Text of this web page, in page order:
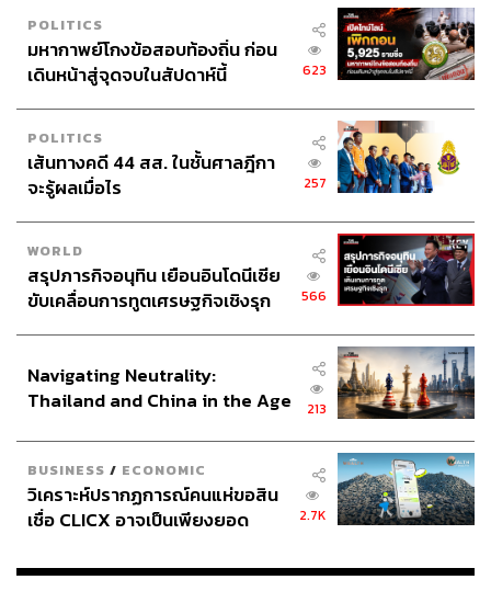
POLITICS
มหากาพย์โกงข้อสอบท้องถิ่น ก่อน
เดินหน้าสู่จุดจบในสัปดาห์นี้
623
POLITICS
เส้นทางคดี 44 สส. ในชั้นศาลฎีกา
จะรู้ผลเมื่อไร
257
WORLD
สรุปภารกิจอนุทิน เยือนอินโดนีเซีย
ขับเคลื่อนการทูตเศรษฐกิจเชิงรุก
566
Navigating Neutrality:
Thailand and China in the Age
213
BUSINESS / ECONOMIC
วิเคราะห์ปรากฏการณ์คนแห่ขอสิน
เชื่อ CLICX อาจเป็นเพียงยอด
เรือนไทยที่ถูกซุกไว้
2.7K